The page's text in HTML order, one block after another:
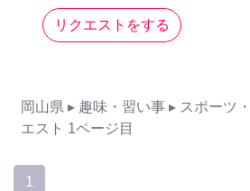
リクエストをする
岡山県 ▸ 趣味・習い事 ▸ スポーツ
エスト 1ページ目
1